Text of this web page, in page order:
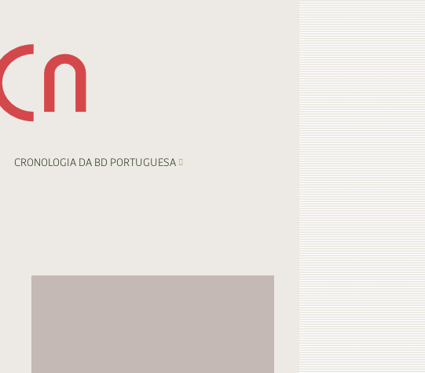
CRONOLOGIA DA BD PORTUGUESA